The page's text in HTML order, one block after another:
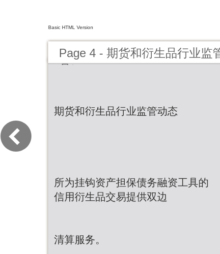
Basic HTML Version
Page 4 - 期货和衍生品行业监
月）
期货和衍生品行业监管动态
所为挂钩资产担保债务融资工具的
信用衍生品交易提供双边
清算服务。